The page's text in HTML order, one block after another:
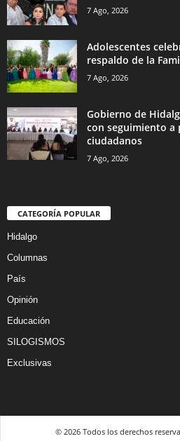
7 Ago, 2026
Adolescentes
respaldo de la
7 Ago, 2026
Gobierno de
con seguimiento a
ciudadanos
7 Ago, 2026
CATEGORÍA POPULAR
Hidalgo
Columnas
País
Opinión
Educación
SILOGISMOS
Exclusivas
© 2026 Todos los derechos